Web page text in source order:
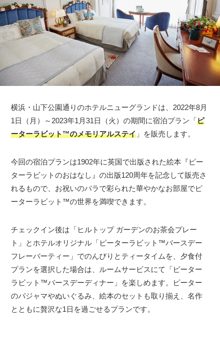
横浜・山下公園通りのホテルニューグランドは、2022年8月
1日（月）～2023年1月31日（火）の期間に宿泊プラン「ピ
ーターラビット™のメモリアルステイ 」を販売します。
今回の宿泊プランは1902年に英国で出版された絵本『ピー
ターラビットのおはなし』の出版120周年を記念して販売さ
れるもので、お祝いのバラで彩られた華やかなお部屋でピ
ーターラビット™の世界を満喫できます。
チェックイン後は「ヒルトップ ガーデンのお茶会プレー
ト」とホテルオリジナル「ピーターラビット™バースデー
フレーバーティー」でのんびりとティータイムを、夕食付
プランを選択した場合は、ルームサービスにて「ピーター
ラビット™バースデーディナー」を楽しめます。ピーター
のパジャマやぬいぐるみ、絵本のセットも取り揃え、名作
とともに贅沢な1日を過ごせるプランです。